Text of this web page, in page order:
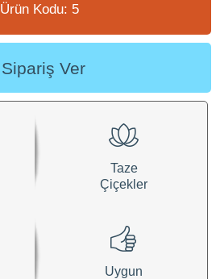
Ürün Kodu: 5
Sipariş Ver
Taze
Çiçekler
Uygun